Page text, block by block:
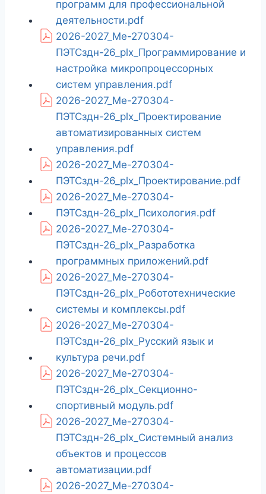
программ для профессиональной
деятельности.pdf
2026-2027_Ме-270304-
ПЭТСздн-26_plx_Программирование и
настройка микропроцессорных
систем управления.pdf
2026-2027_Ме-270304-
ПЭТСздн-26_plx_Проектирование
автоматизированных систем
управления.pdf
2026-2027_Ме-270304-
ПЭТСздн-26_plx_Проектирование.pdf
2026-2027_Ме-270304-
ПЭТСздн-26_plx_Психология.pdf
2026-2027_Ме-270304-
ПЭТСздн-26_plx_Разработка
программных приложений.pdf
2026-2027_Ме-270304-
ПЭТСздн-26_plx_Робототехнические
системы и комплексы.pdf
2026-2027_Ме-270304-
ПЭТСздн-26_plx_Русский язык и
культура речи.pdf
2026-2027_Ме-270304-
ПЭТСздн-26_plx_Секционно-
спортивный модуль.pdf
2026-2027_Ме-270304-
ПЭТСздн-26_plx_Системный анализ
объектов и процессов
автоматизации.pdf
2026-2027_Ме-270304-